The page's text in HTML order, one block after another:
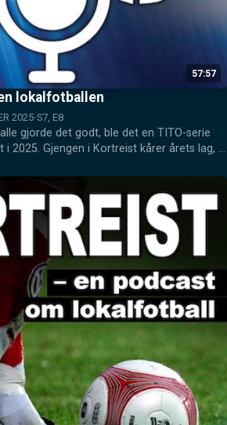
57:57
lokalfotballen
2025 S7, E8
gjorde det godt, ble det en TITO-serie
2025. Gjengen i Kortreist kårer årets lag,